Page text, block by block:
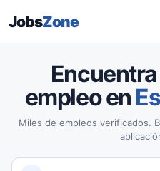
JobsZone
empleo en
Miles de empleos verificados.